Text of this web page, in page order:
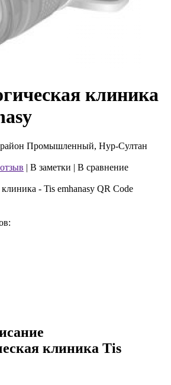
клиника
Промышленный, Нур-Султан
| В заметки | В сравнение
клиника Tis